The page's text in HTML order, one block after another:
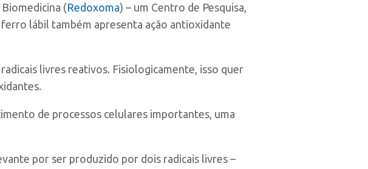
(Redoxoma) – um Centro de Pesquisa,
lábil também apresenta ação antioxidante
livres reativos. Fisiologicamente, isso quer
de processos celulares importantes, uma
por ser produzido por dois radicais livres –